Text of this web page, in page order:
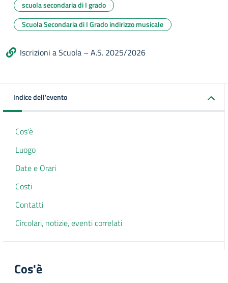
scuola secondaria di I grado
Scuola Secondaria di I Grado indirizzo musicale
Iscrizioni a Scuola – A.S. 2025/2026
Indice dell'evento
Cos'è
Luogo
Date e Orari
Costi
Contatti
Circolari, notizie, eventi correlati
Cos'è